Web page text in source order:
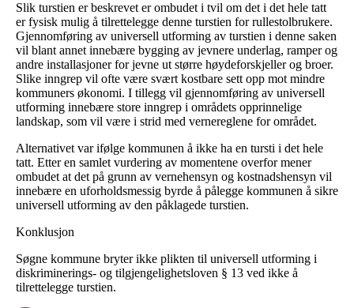
Slik turstien er beskrevet er ombudet i tvil om det i det hele tatt
er fysisk mulig å tilrettelegge denne turstien for rullestolbrukere.
Gjennomføring av universell utforming av turstien i denne saken
vil blant annet innebære bygging av jevnere underlag, ramper og
andre installasjoner for jevne ut større høydeforskjeller og broer.
Slike inngrep vil ofte være svært kostbare sett opp mot mindre
kommuners økonomi. I tillegg vil gjennomføring av universell
utforming innebære store inngrep i områdets opprinnelige
landskap, som vil være i strid med vernereglene for området.
Alternativet var ifølge kommunen å ikke ha en tursti i det hele
tatt. Etter en samlet vurdering av momentene overfor mener
ombudet at det på grunn av vernehensyn og kostnadshensyn vil
innebære en uforholdsmessig byrde å pålegge kommunen å sikre
universell utforming av den påklagede turstien.
Konklusjon
Søgne kommune bryter ikke plikten til universell utforming i
diskriminerings- og tilgjengelighetsloven § 13 ved ikke å
tilrettelegge turstien.